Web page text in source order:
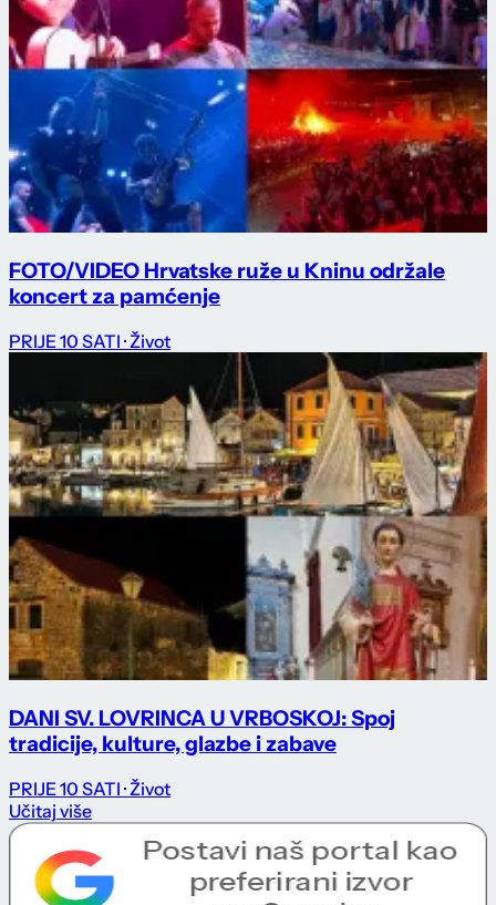
FOTO/VIDEO Hrvatske ruže u Kninu održale
koncert za pamćenje
PRIJE 10 SATI · Život
DANI SV. LOVRINCA U VRBOSKOJ: Spoj
tradicije, kulture, glazbe i zabave
PRIJE 10 SATI · Život
Učitaj više